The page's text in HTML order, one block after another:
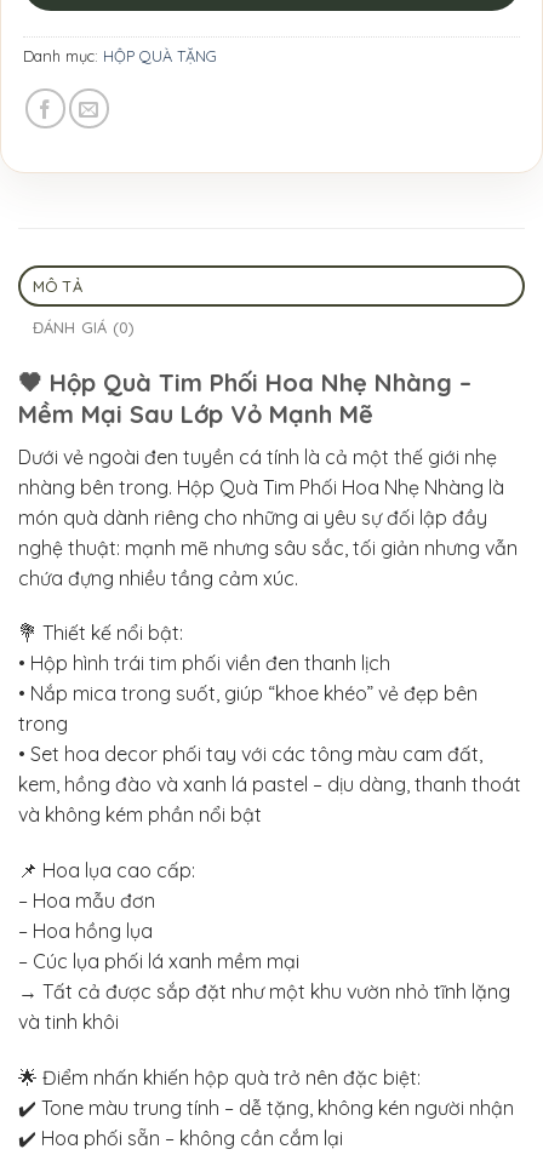
Danh mục: HỘP QUÀ TẶNG
MÔ TẢ
ĐÁNH GIÁ (0)
🖤 Hộp Quà Tim Phối Hoa Nhẹ Nhàng –
Mềm Mại Sau Lớp Vỏ Mạnh Mẽ
Dưới vẻ ngoài đen tuyền cá tính là cả một thế giới nhẹ
nhàng bên trong. Hộp Quà Tim Phối Hoa Nhẹ Nhàng là
món quà dành riêng cho những ai yêu sự đối lập đầy
nghệ thuật: mạnh mẽ nhưng sâu sắc, tối giản nhưng vẫn
chứa đựng nhiều tầng cảm xúc.
💐 Thiết kế nổi bật:
• Hộp hình trái tim phối viền đen thanh lịch
• Nắp mica trong suốt, giúp “khoe khéo” vẻ đẹp bên
trong
• Set hoa decor phối tay với các tông màu cam đất,
kem, hồng đào và xanh lá pastel – dịu dàng, thanh thoát
và không kém phần nổi bật
📌 Hoa lụa cao cấp:
– Hoa mẫu đơn
– Hoa hồng lụa
– Cúc lụa phối lá xanh mềm mại
→ Tất cả được sắp đặt như một khu vườn nhỏ tĩnh lặng
và tinh khôi
🌟 Điểm nhấn khiến hộp quà trở nên đặc biệt:
✔️ Tone màu trung tính – dễ tặng, không kén người nhận
✔️ Hoa phối sẵn – không cần cắm lại